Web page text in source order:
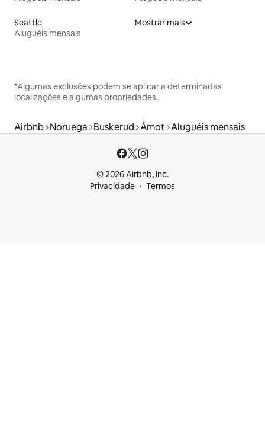
Seattle
Aluguéis mensais
Mostrar mais
*Algumas exclusões podem se aplicar a determinadas
localizações e algumas propriedades.
Airbnb Noruega Buskerud Åmot Aluguéis mensais
© 2026 Airbnb, Inc.
Privacidade
Termos